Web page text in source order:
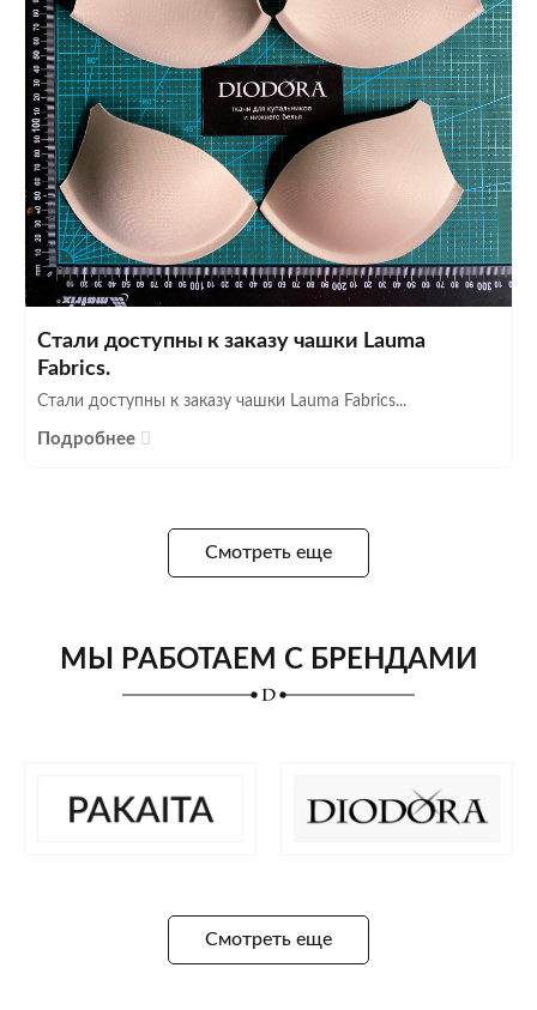
Стали доступны к заказу чашки Lauma
Fabrics.
Стали доступны к заказу чашки Lauma Fabrics...
Подробнее
Смотреть еще
МЫ РАБОТАЕМ С БРЕНДАМИ
Смотреть еще